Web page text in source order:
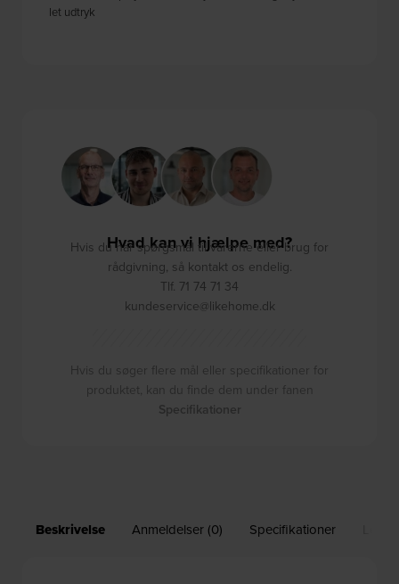
Beskrivelse Anmeldelser (0) Specifikationer
let udtryk
Hvad kan vi hjælpe med?
Hvis du har spørgsmål til varerne eller brug for
rådgivning, så kontakt os endelig.
Tlf. 71 74 71 34
kundeservice@likehome.dk
Hvis du søger flere mål eller specifikationer for
produktet, kan du finde dem under fanen
Specifikationer